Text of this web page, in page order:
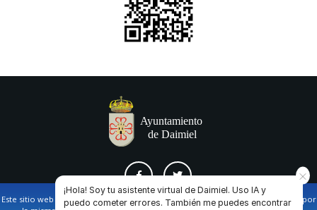
Este sitio web utiliza cookies propias y de terceros para facilitar la navegación por
¡Hola! Soy tu asistente virtual de Daimiel. Uso IA y
puedo cometer errores. También me puedes encontrar